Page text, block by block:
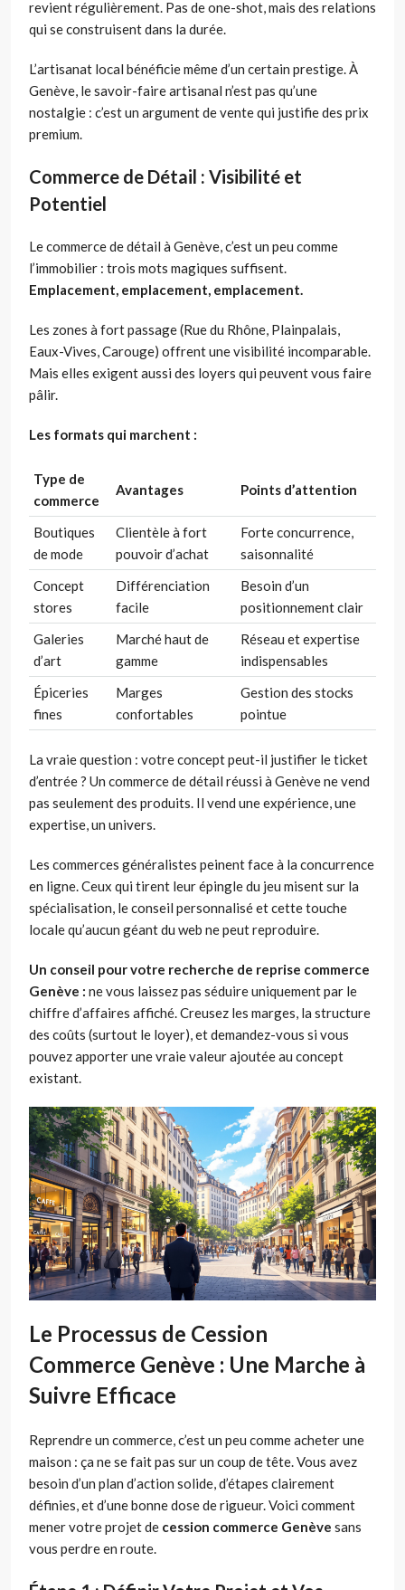
revient régulièrement. Pas de one-shot, mais des relations
qui se construisent dans la durée.
L’artisanat local bénéficie même d’un certain prestige. À
Genève, le savoir-faire artisanal n’est pas qu’une
nostalgie : c’est un argument de vente qui justifie des prix
premium.
Commerce de Détail : Visibilité et
Potentiel
Le commerce de détail à Genève, c’est un peu comme
l’immobilier : trois mots magiques suffisent.
Emplacement, emplacement, emplacement.
Les zones à fort passage (Rue du Rhône, Plainpalais,
Eaux-Vives, Carouge) offrent une visibilité incomparable.
Mais elles exigent aussi des loyers qui peuvent vous faire
pâlir.
Les formats qui marchent :
Type de
commerce
Avantages Points d’attention
Boutiques
de mode
Clientèle à fort
pouvoir d’achat
Forte concurrence,
saisonnalité
Concept
stores
Différenciation
facile
Besoin d’un
positionnement clair
Galeries
d’art
Marché haut de
gamme
Réseau et expertise
indispensables
Épiceries
fines
Marges
confortables
Gestion des stocks
pointue
La vraie question : votre concept peut-il justifier le ticket
d’entrée ? Un commerce de détail réussi à Genève ne vend
pas seulement des produits. Il vend une expérience, une
expertise, un univers.
Les commerces généralistes peinent face à la concurrence
en ligne. Ceux qui tirent leur épingle du jeu misent sur la
spécialisation, le conseil personnalisé et cette touche
locale qu’aucun géant du web ne peut reproduire.
Un conseil pour votre recherche de reprise commerce
Genève : ne vous laissez pas séduire uniquement par le
chiffre d’affaires affiché. Creusez les marges, la structure
des coûts (surtout le loyer), et demandez-vous si vous
pouvez apporter une vraie valeur ajoutée au concept
existant.
Le Processus de Cession
Commerce Genève : Une Marche à
Suivre Efficace
Reprendre un commerce, c’est un peu comme acheter une
maison : ça ne se fait pas sur un coup de tête. Vous avez
besoin d’un plan d’action solide, d’étapes clairement
définies, et d’une bonne dose de rigueur. Voici comment
mener votre projet de cession commerce Genève sans
vous perdre en route.